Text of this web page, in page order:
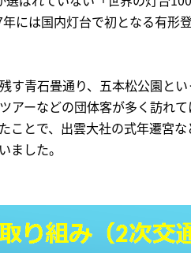
には国内灯台で初となる有形
す青石畳通り、五本松公園と
アーなどの団体客が多く訪れ
ことで、出雲大社の式年遷宮
ました。